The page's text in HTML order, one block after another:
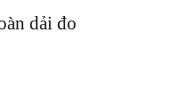
dải đo